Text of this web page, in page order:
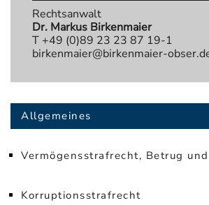
Rechtsanwalt
Dr. Markus Birkenmaier
T +49 (0)89 23 23 87 19-1
birkenmaier@birkenmaier-
Allgemeines
Vermögensstrafrecht, Betrug
Korruptionsstrafrecht